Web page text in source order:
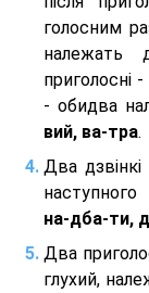
голосним
належать
приголосні
- обидва
вий, ва-тра.
Два
наступного
на-дба-ти,
Два
глухий,